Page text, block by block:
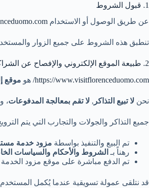
1. قبول الشروط
عن طريق الوصول أو الاستخدام
تنطبق هذه الشروط على جميع الزوار
2. طبيعة الموقع الإلكتروني والإفصاح عن الشراكة
https://www.visitflorenceduomo.com/ هو موقع
نحن لا تبيع التذاكر , لا تقم بمعالجة المدفوعات، و
جميع التذاكر والجولات والتجارب التي يتم
تم البيع والتنفيذ بواسطة مزود خدمة
رهناً بـ الشروط والأحكام والسياسات
تم الدفع مباشرة على موقع مزود
قد نتلقى عمولة تسويقية عندما يُكمل